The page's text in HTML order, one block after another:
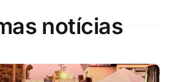
notícias